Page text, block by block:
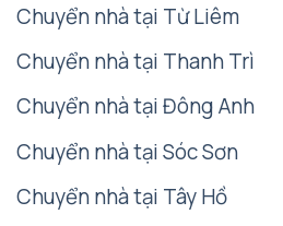
Chuyển nhà tại Từ Liêm
Chuyển nhà tại Thanh Trì
Chuyển nhà tại Đông Anh
Chuyển nhà tại Sóc Sơn
Chuyển nhà tại Tây Hồ